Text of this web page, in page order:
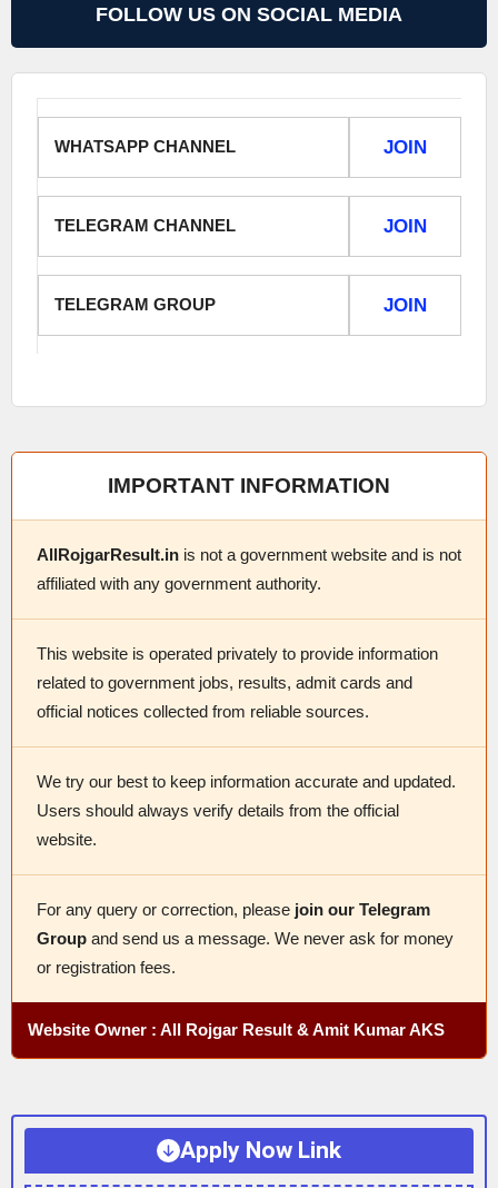
FOLLOW US ON SOCIAL MEDIA
WHATSAPP CHANNEL JOIN
TELEGRAM CHANNEL JOIN
TELEGRAM GROUP JOIN
IMPORTANT INFORMATION
AllRojgarResult.in is not a government website and is not
affiliated with any government authority.
This website is operated privately to provide information
related to government jobs, results, admit cards and
official notices collected from reliable sources.
We try our best to keep information accurate and updated.
Users should always verify details from the official
website.
For any query or correction, please join our Telegram
Group and send us a message. We never ask for money
or registration fees.
Website Owner : All Rojgar Result & Amit Kumar AKS
Apply Now Link